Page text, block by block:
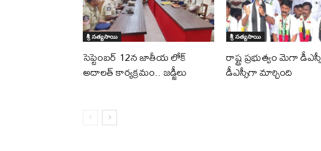
శ్రీ సత్యసాయి
సెప్టెంబర్ 12న జాతీయ లోక్
అదాలత్ కార్యక్రమం.. జడ్జీలు
శ్రీ సత్యసాయి
రాష్ట్ర ప్రభుత్వం మెగా
డీఎస్సీగా మార్చింది